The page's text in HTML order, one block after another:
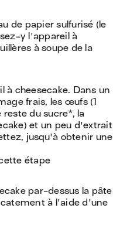
de papier sulfurisé (le
y l'appareil à
à soupe de la
à cheesecake. Dans un
frais, les œufs (1
reste du sucre*, la
et un peu d'extrait
jusqu'à obtenir une
étape
par-dessus la pâte
à l'aide d'une